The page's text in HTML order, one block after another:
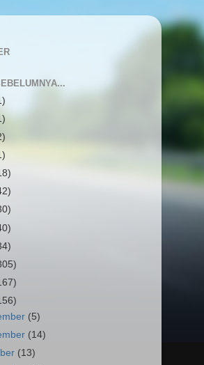
(5)
(14)
(13)